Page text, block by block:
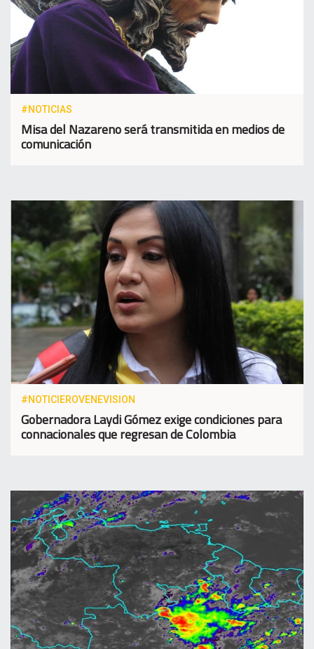
#NOTICIAS
Misa del Nazareno será transmitida en medios de
comunicación
#NOTICIEROVENEVISION
Gobernadora Laydi Gómez exige condiciones para
connacionales que regresan de Colombia